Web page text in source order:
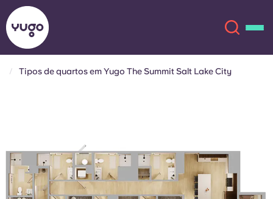
Mais Chinese Español
Català Deutsch
Tipos de quartos em Yugo The Summit Salt Lake City